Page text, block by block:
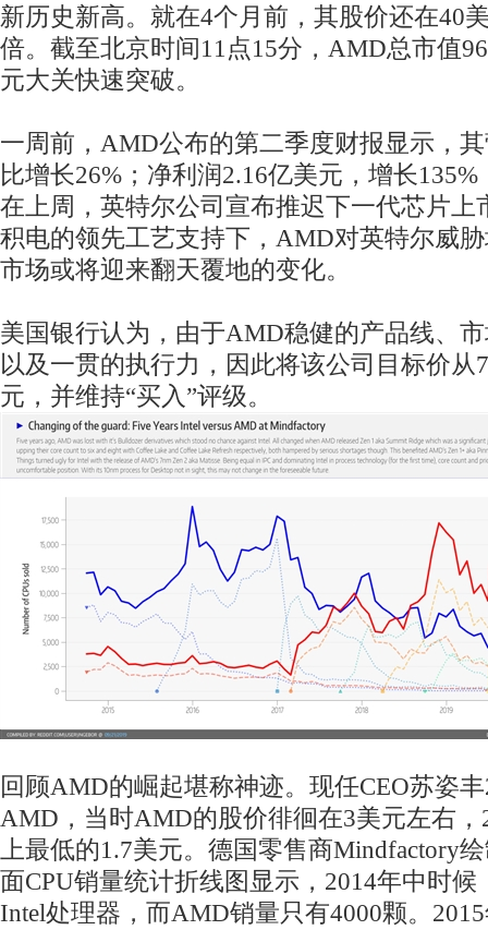
新历史新高。就在4个月前，其股价还在40
倍。截至北京时间11点15分，AMD总市值
元大关快速突破。
一周前，AMD公布的第二季度财报显示，
比增长26%；净利润2.16亿美元，增长
在上周，英特尔公司宣布推迟下一代芯片上
积电的领先工艺支持下，AMD对英特尔威
市场或将迎来翻天覆地的变化。
美国银行认为，由于AMD稳健的产品线、
以及一贯的执行力，因此将该公司目标价从
元，并维持“买入”评级。
回顾AMD的崛起堪称神迹。现任CEO苏姿
AMD，当时AMD的股价徘徊在3美元左右，
上最低的1.7美元。德国零售商Mindfactory
面CPU销量统计折线图显示，2014年中时候
Intel处理器，而AMD销量只有4000颗。